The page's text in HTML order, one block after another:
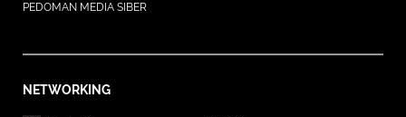
PEDOMAN MEDIA SIBER
NETWORKING